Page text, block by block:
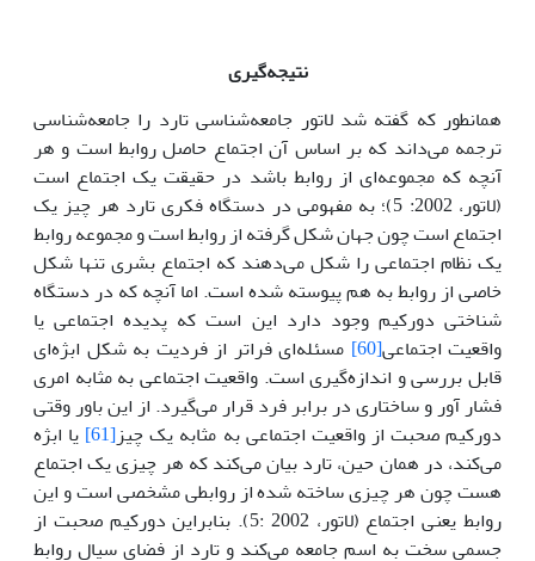
نتیجهگیری
همانطور که گفته شد لاتور جامعه‌شناسی تارد را جامعه‌شناسی
ترجمه می‌داند که بر اساس آن اجتماع حاصل روابط است و هر
آنچه که مجموعه‌ای از روابط باشد در حقیقت یک اجتماع است
(لاتور، 2002: 5)؛ به مفهومی در دستگاه فکری تارد هر چیز یک
اجتماع است چون جهان شکل گرفته از روابط است و مجموعه روابط
یک نظام اجتماعی را شکل می‌دهند که اجتماع بشری تنها شکل
خاصی از روابط به هم پیوسته شده است. اما آنچه که در دستگاه
شناختی دورکیم وجود دارد این است که پدیده اجتماعی یا
واقعیت اجتماعی[60]
مسئله‌ای فراتر از فردیت به شکل ابژه‌ای
قابل بررسی و اندازه‌گیری است. واقعیت اجتماعی به مثابه امری
فشار آور و ساختاری در برابر فرد قرار می‌گیرد. از این باور وقتی
دورکیم صحبت از واقعیت اجتماعی به مثابه یک چیز[61]
یا ابژه
می‌کند، در همان حین، تارد بیان می‌کند که هر چیزی یک اجتماع
هست چون هر چیزی ساخته شده از روابطی مشخصی است و این
روابط یعنی اجتماع (لاتور، 2002 :5). بنابراین دورکیم صحبت از
جسمی سخت به اسم جامعه می‌کند و تارد از فضای سیال روابط